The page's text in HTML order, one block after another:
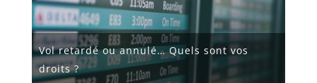
Vol retardé ou annulé… Quels sont vos
droits ?